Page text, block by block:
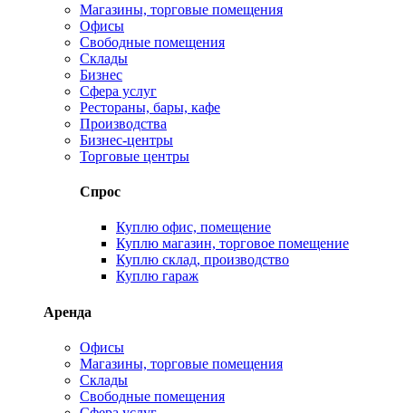
Магазины, торговые помещения
Офисы
Свободные помещения
Склады
Бизнес
Сфера услуг
Рестораны, бары, кафе
Производства
Бизнес-центры
Торговые центры
Спрос
Куплю офис, помещение
Куплю магазин, торговое помещение
Куплю склад, производство
Куплю гараж
Аренда
Офисы
Магазины, торговые помещения
Склады
Свободные помещения